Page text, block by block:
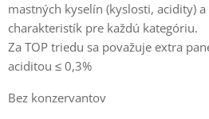
mastných kyselín (kyslosti, acidity)
charakteristík pre každú kategóriu.
Za TOP triedu sa považuje extra
aciditou ≤ 0,3%
Bez konzervantov